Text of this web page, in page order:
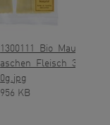
1300111_Bio_Mault
aschen_Fleisch_30
0g.jpg
956 KB